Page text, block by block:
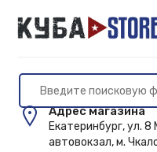
Адрес магазина
Екатеринбург, ул.
автовокзал, м.